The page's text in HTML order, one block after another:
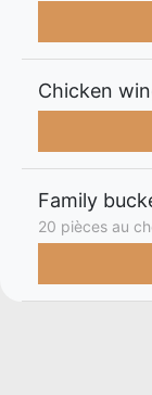
Chicken
Family
20 pièces au